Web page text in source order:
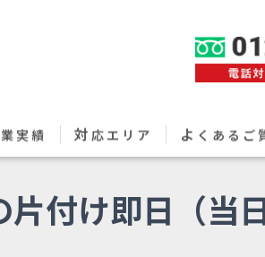
業実績 対 応エリア よ くあるご
付け即日（当